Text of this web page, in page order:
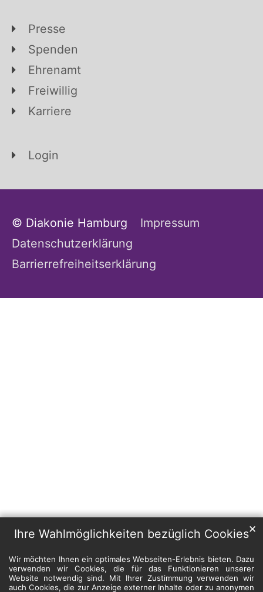
Ihre Wahlmöglichkeiten bezüglich Cookies
Wir möchten Ihnen ein optimales Webseiten-Erlebnis bieten. Dazu
verwenden wir Cookies, die für das Funktionieren unserer
Website notwendig sind. Mit Ihrer Zustimmung verwenden wir
auch Cookies, die zur Anzeige externer Inhalte oder zu anonymen
✕
Presse
Spenden
Ehrenamt
Freiwillig
Karriere
Login
© Diakonie Hamburg
Impressum
Datenschutzerklärung
Barrierrefreiheitserklärung